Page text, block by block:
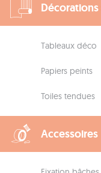
Tableaux déco
Papiers peints
Toiles tendues
Accessoires